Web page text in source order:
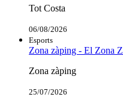
Tot Costa
06/08/2026
Esports
Zona zàping - El Zona
Zona zàping
25/07/2026